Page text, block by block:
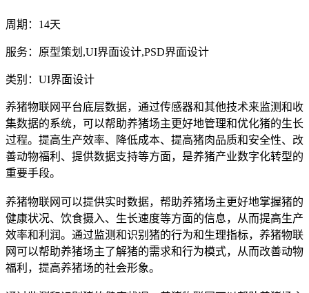
周期：14天
服务：原型策划,UI界面设计,PSD界面设计
类别：UI界面设计
养猪物联网平台底层数据，通过传感器和其他技术来监测和收
集数据的系统，可以帮助养猪场主更好地管理和优化猪的生长
过程。提高生产效率、降低成本、提高猪肉品质和安全性、改
善动物福利、提供数据支持等方面，是养猪产业数字化转型的
重要手段。
养猪物联网可以提供实时数据，帮助养猪场主更好地掌握猪的
健康状况、饮食摄入、生长速度等方面的信息，从而提高生产
效率和利润。通过监测和识别猪的行为和生理指标，养猪物联
网可以帮助养猪场主了解猪的需求和行为模式，从而改善动物
福利，提高养猪场的社会形象。